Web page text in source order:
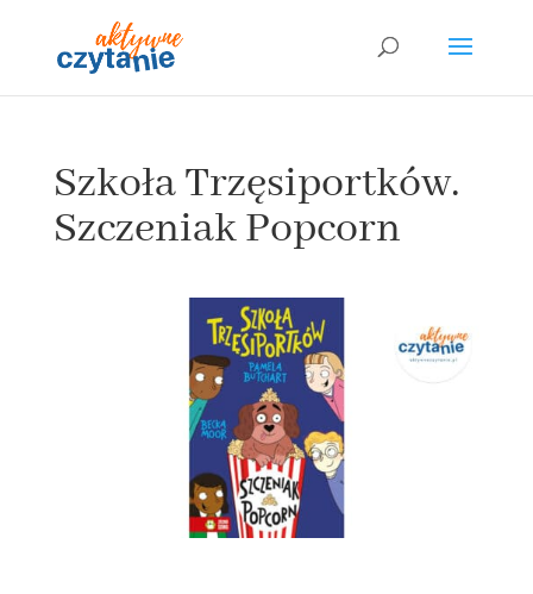
Szkoła Trzęsiportków.
Szczeniak Popcorn